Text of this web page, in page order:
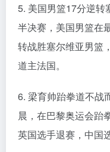
5. 美国男篮17分逆转
半决赛，美国男篮在
转战胜塞尔维亚男篮
道主法国。
6. 梁育帅跆拳道不战
晨，在巴黎奥运会跆
英国选手退赛，中国